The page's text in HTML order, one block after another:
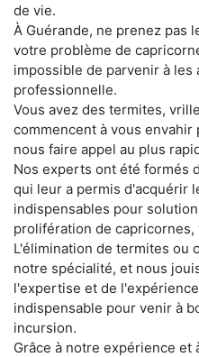
de vie.
À Guérande, ne prenez pas
votre problème de
impossible de parvenir à les
professionnelle.
Vous avez des termites,
commencent à vous envahir
nous faire appel au plus
Nos experts ont été formés
qui leur a permis d'acquérir
indispensables pour
prolifération de
L'élimination de termites ou
notre spécialité, et nous
l'expertise et de
indispensable pour venir à
incursion.
Grâce à notre expérience